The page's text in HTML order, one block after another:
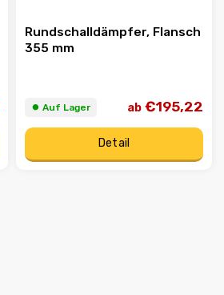
Rundschalldämpfer, Flansch
355 mm
⏺︎ Auf Lager ab €195,22
Detail